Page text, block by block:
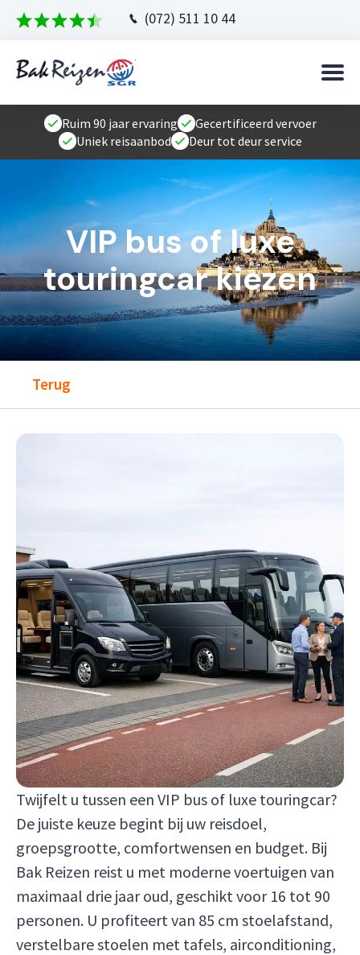
(072) 511 10 44
Ruim 90 jaar ervaring
Gecertificeerd vervoer
Uniek reisaanbod
Deur tot deur service
VIP bus of luxe
touringcar kiezen
Terug
Twijfelt u tussen een VIP bus of luxe touringcar?
De juiste keuze begint bij uw reisdoel,
groepsgrootte, comfortwensen en budget. Bij
Bak Reizen reist u met moderne voertuigen van
maximaal drie jaar oud, geschikt voor 16 tot 90
personen. U profiteert van 85 cm stoelafstand,
verstelbare stoelen met tafels, airconditioning,